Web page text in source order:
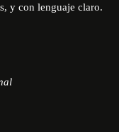
y con lenguaje claro.